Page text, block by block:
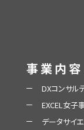
事業内容
DXコンサル
EXCEL女子
データサイ